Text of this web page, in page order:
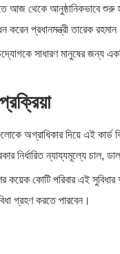
আজ থেকে আনুষ্ঠানিকভাবে
করেন প্রধানমন্ত্রী তারেক
সাধারণ মানুষের জন্য
অগ্রাধিকার দিয়ে এই
নির্ধারিত ন্যায্যমূল্যে
কয়েক কোটি পরিবার এই
গ্রহণ করতে পারবেন।